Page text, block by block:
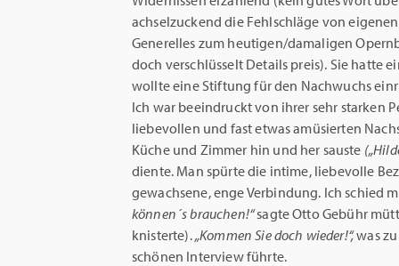
achselzuckend die Fehlschläge von
Generelles zum heutigen/damaligen
doch verschlüsselt Details preis). Sie hatte
wollte eine Stiftung für den Nachwuchs
Ich war beeindruckt von ihrer sehr starken
liebevollen und fast etwas amüsierten
Küche und Zimmer hin und her sauste
diente. Man spürte die intime, liebevolle
gewachsene, enge Verbindung. Ich schied
können´s brauchen!“sagte Otto Gebühr
knisterte).„Kommen Sie doch wieder!“,was
schönen Interview führte.